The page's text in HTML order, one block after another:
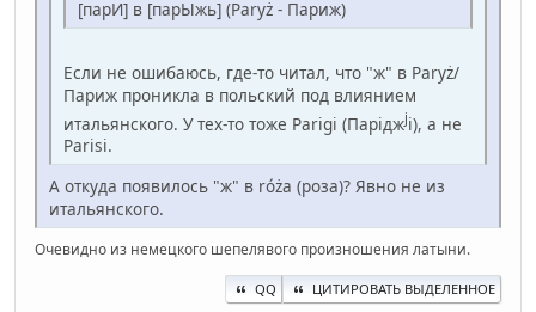
[парИ] в [парЫжь] (Paryż - Париж)
Если не ошибаюсь, где-то читал, что "ж" в Paryż/
Париж проникла в польский под влиянием
итальянского. У тех-то тоже Parigi (Паріджjі), а не
Parisi.
А откуда появилось "ж" в róża (роза)? Явно не из
итальянского.
Очевидно из немецкого шепелявого произношения латыни.
QQ ЦИТИРОВАТЬ ВЫДЕЛЕННОЕ